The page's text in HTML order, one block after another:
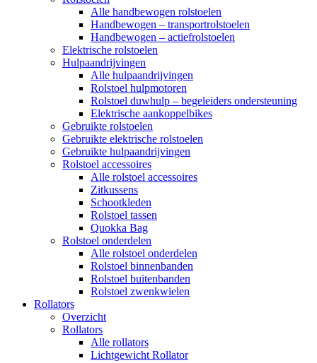
Alle handbewogen rolstoelen
Handbewogen – transportrolstoelen
Handbewogen – actiefrolstoelen
Elektrische rolstoelen
Hulpaandrijvingen
Alle hulpaandrijvingen
Rolstoel hulpmotoren
Rolstoel duwhulp – begeleiders ondersteuning
Elektrische aankoppelbikes
Gebruikte rolstoelen
Gebruikte elektrische rolstoelen
Gebruikte hulpaandrijvingen
Rolstoel accessoires
Alle rolstoel accessoires
Zitkussens
Schootkleden
Rolstoel tassen
Quokka Bag
Rolstoel onderdelen
Alle rolstoel onderdelen
Rolstoel binnenbanden
Rolstoel buitenbanden
Rolstoel zwenkwielen
Rollators
Overzicht
Rollators
Alle rollators
Lichtgewicht Rollator